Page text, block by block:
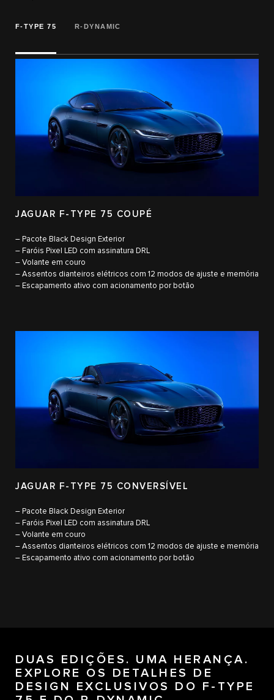
F‑TYPE 75 R‑DYNAMIC
JAGUAR F-TYPE 75 COUPÉ
– Pacote Black Design Exterior
– Faróis Pixel LED com assinatura DRL
– Volante em couro
– Assentos dianteiros elétricos com 12 modos de ajuste e memória
– Escapamento ativo com acionamento por botão
JAGUAR F-TYPE 75 CONVERSÍVEL
– Pacote Black Design Exterior
– Faróis Pixel LED com assinatura DRL
– Volante em couro
– Assentos dianteiros elétricos com 12 modos de ajuste e memória
– Escapamento ativo com acionamento por botão
DUAS EDIÇÕES. UMA HERANÇA.
EXPLORE OS DETALHES DE
DESIGN EXCLUSIVOS DO F-TYPE